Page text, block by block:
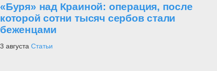
«Буря» над Краиной: операция, после
которой сотни тысяч сербов стали
беженцами
3 августа Статьи